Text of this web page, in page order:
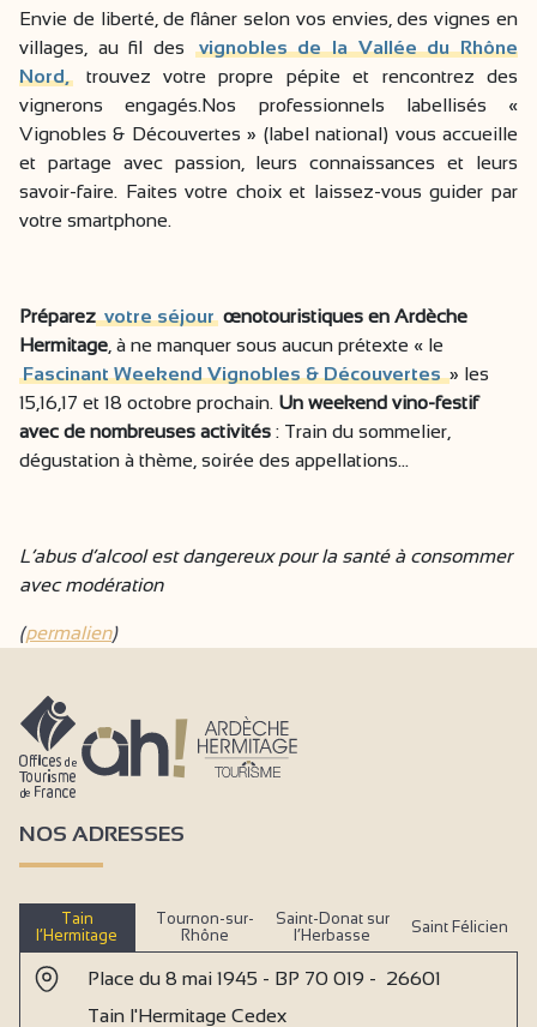
Envie de liberté, de flâner selon vos envies, des vignes en
villages, au fil des
vignobles de la Vallée du Rhône
Nord,
trouvez votre propre pépite et rencontrez des
vignerons engagés.Nos professionnels labellisés «
Vignobles & Découvertes » (label national) vous accueille
et partage avec passion, leurs connaissances et leurs
savoir-faire. Faites votre choix et laissez-vous guider par
votre smartphone.
Préparezvotre séjour œnotouristiques en Ardèche
Hermitage, à ne manquer sous aucun prétexte « le
Fascinant Weekend Vignobles & Découvertes» les
15,16,17 et 18 octobre prochain. Un weekend vino-festif
avec de nombreuses activités : Train du sommelier,
dégustation à thème, soirée des appellations…
L’abus d’alcool est dangereux pour la santé à consommer
avec modération
(permalien)
NOS ADRESSES
Tain
l’Hermitage
Tournon-sur-
Rhône
Saint-Donat sur
l’Herbasse
Saint Félicien
Place du 8 mai 1945 - BP 70 019 - 26601
Tain l'Hermitage Cedex